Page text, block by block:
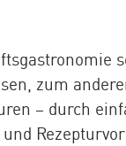
zum
– durch